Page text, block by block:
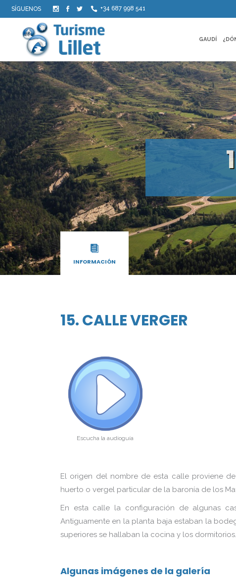
SÍGUENOS +34 687 998 541
GAUDÍ
INFORMACIÓN
15. CALLE VERGER
Escucha la audioguía
El origen del nombre de esta calle proviene
huerto o vergel particular de la baronía de los
En esta calle la configuración de algunas
Antiguamente en la planta baja estaban la
superiores se hallaban la cocina y los dormitorios.
Algunas imágenes de la galería